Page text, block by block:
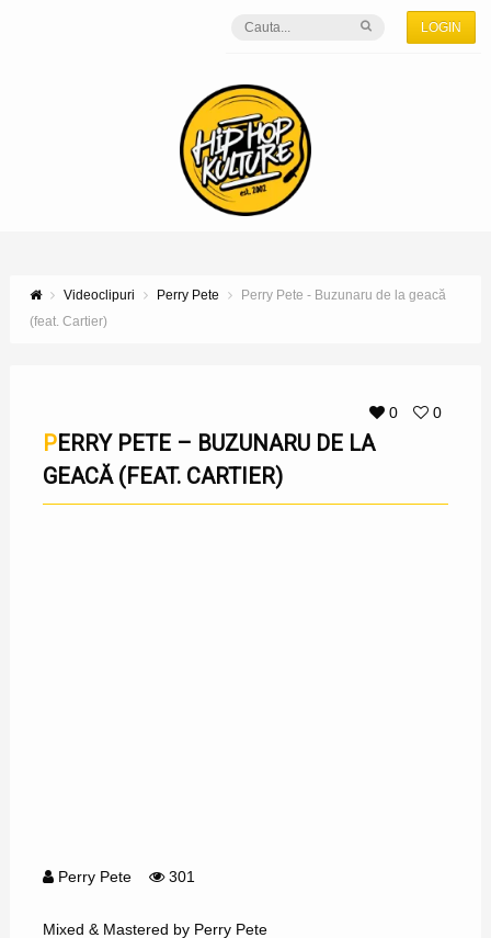
LOGIN
Videoclipuri Perry Pete
Perry Pete - Buzunaru de la geacă
(feat. Cartier)
0 0
PERRY PETE – BUZUNARU DE LA
GEACĂ (FEAT. CARTIER)
Perry Pete 301
Mixed & Mastered by Perry Pete